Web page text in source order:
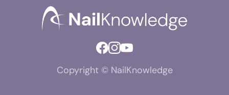
Copyright © NailKnowledge